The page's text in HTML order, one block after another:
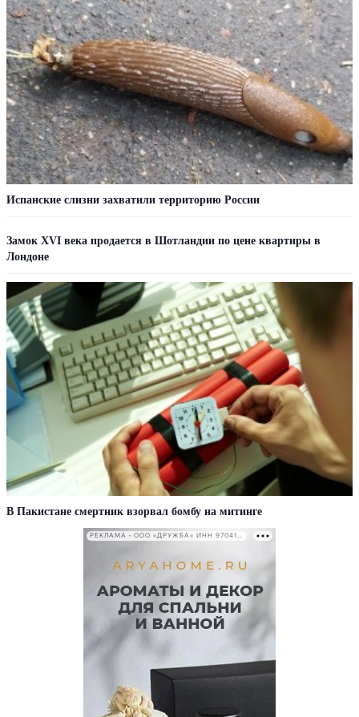
Испанские слизни захватили территорию России
Замок XVI века продается в Шотландии по цене квартиры в
Лондоне
В Пакистане смертник взорвал бомбу на митинге
РЕКЛАМА • ООО «ДРУЖБА» ИНН 9704146411